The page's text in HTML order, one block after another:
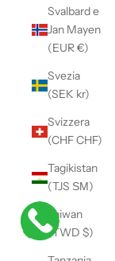
Svalbard e
Jan Mayen
(EUR €)
Svezia
(SEK kr)
Svizzera
(CHF CHF)
Tagikistan
(TJS ЅМ)
Taiwan
(TWD $)